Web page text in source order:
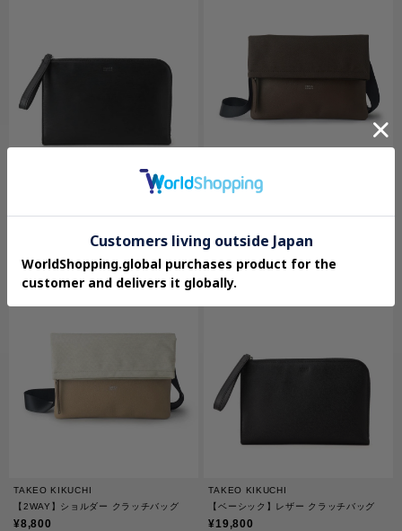
TAKEO KIKUCHI
TAKEO KIKUCHI
【2WAY】ショルダー クラッチバッグ
¥8,800
TAKEO KIKUCHI
【ベーシック】レザー クラッチバッグ
¥19,800